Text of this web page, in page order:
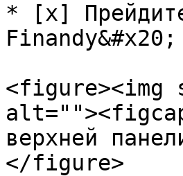
* [x]
Finandy&#x20;
<figure><img
верхней
</figure>